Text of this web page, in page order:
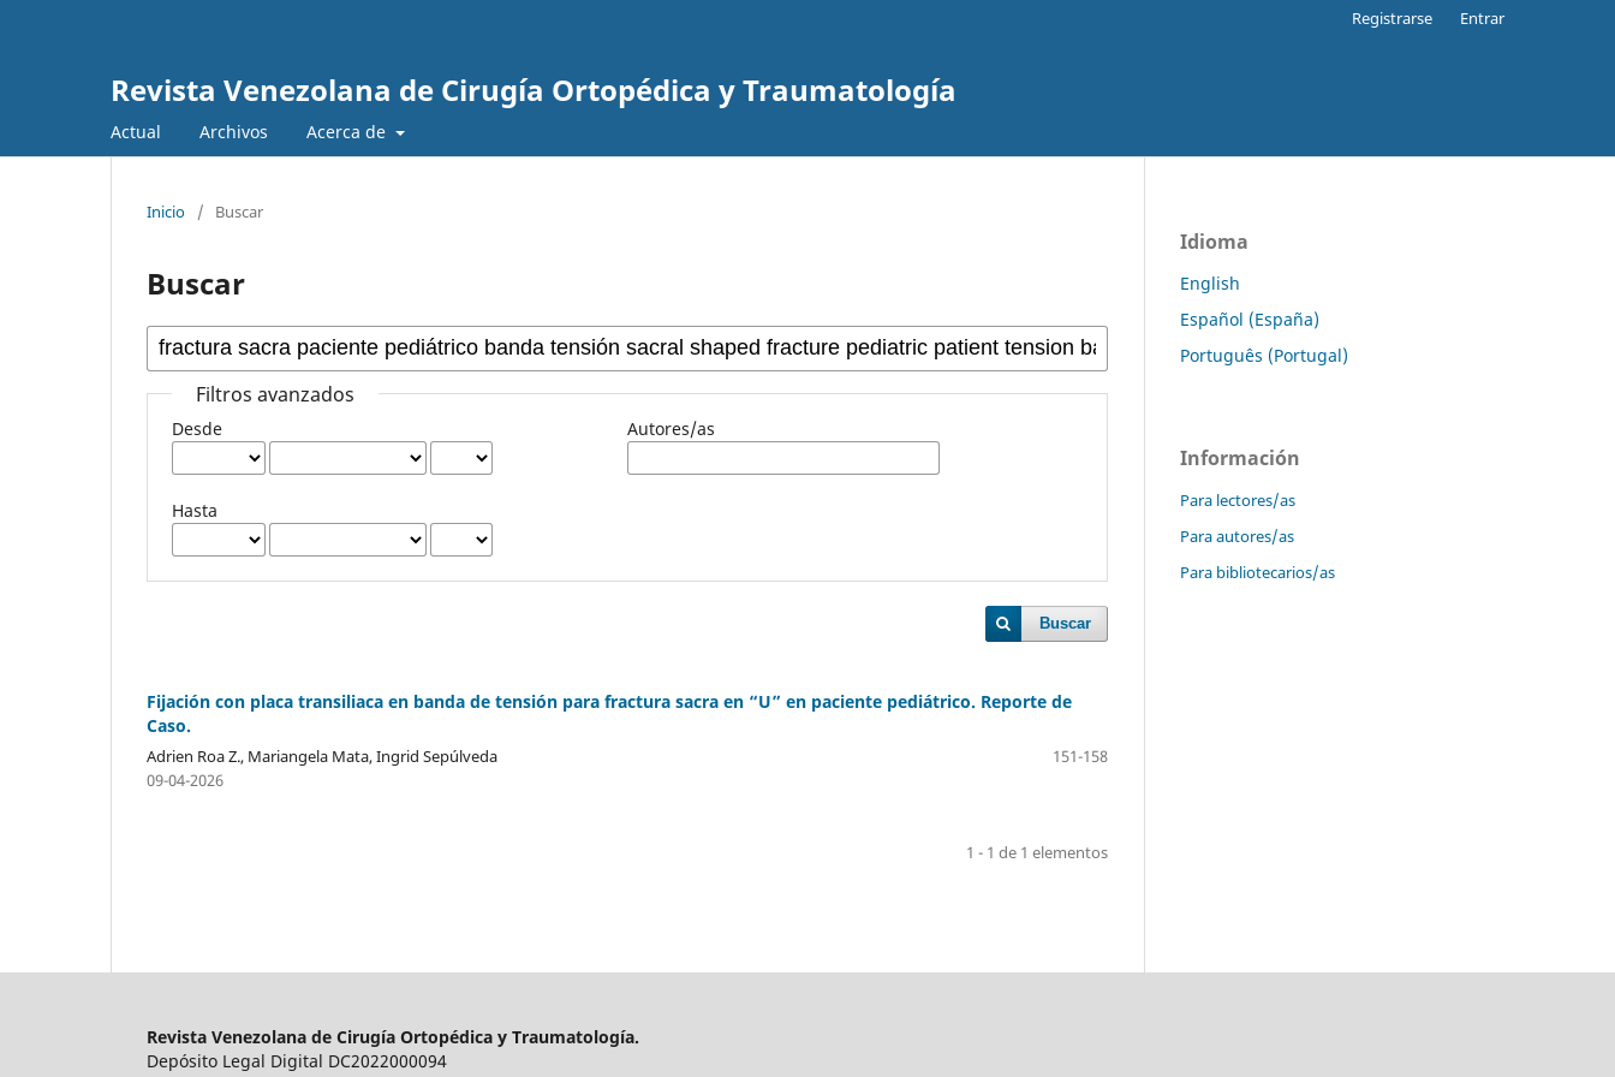
Revista Venezolana de Cirugía Ortopédica y Traumatología
Actual Archivos Acerca de
Registrarse Entrar
Inicio / Buscar
Buscar
Filtros avanzados
Desde
Hasta
Autores/as
Buscar
Fijación con placa transiliaca en banda de tensión para fractura sacra en “U” en paciente pediátrico. Reporte de
Caso.
Adrien Roa Z., Mariangela Mata, Ingrid Sepúlveda
151-158
09-04-2026
1 - 1 de 1 elementos
Idioma
English
Español (España)
Português (Portugal)
Información
Para lectores/as
Para autores/as
Para bibliotecarios/as
Revista Venezolana de Cirugía Ortopédica y Traumatología.
Depósito Legal Digital DC2022000094